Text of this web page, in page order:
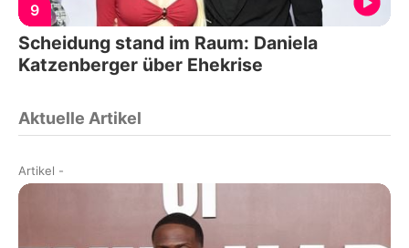
9
Scheidung stand im Raum: Daniela
Katzenberger über Ehekrise
Aktuelle Artikel
Artikel -